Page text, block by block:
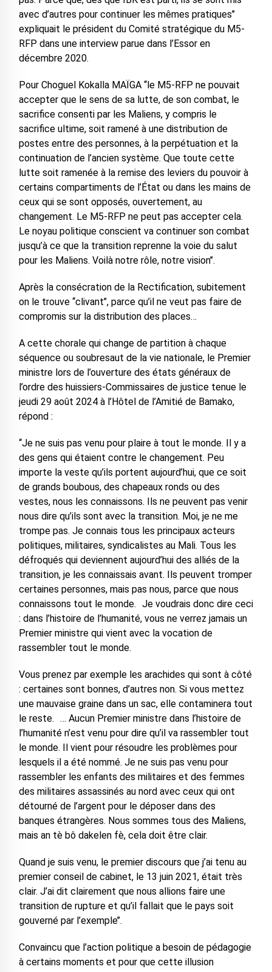
avec d’autres pour continuer les mêmes pratiques’’
expliquait le président du Comité stratégique du M5-
RFP dans une interview parue dans l’Essor en
décembre 2020.
Pour Choguel Kokalla MAÏGA ‘‘le M5-RFP ne pouvait
accepter que le sens de sa lutte, de son combat, le
sacrifice consenti par les Maliens, y compris le
sacrifice ultime, soit ramené à une distribution de
postes entre des personnes, à la perpétuation et la
continuation de l’ancien système. Que toute cette
lutte soit ramenée à la remise des leviers du pouvoir à
certains compartiments de l’État ou dans les mains de
ceux qui se sont opposés, ouvertement, au
changement. Le M5-RFP ne peut pas accepter cela.
Le noyau politique conscient va continuer son combat
jusqu’à ce que la transition reprenne la voie du salut
pour les Maliens. Voilà notre rôle, notre vision’’.
Après la consécration de la Rectification, subitement
on le trouve ‘‘clivant’’, parce qu’il ne veut pas faire de
compromis sur la distribution des places…
A cette chorale qui change de partition à chaque
séquence ou soubresaut de la vie nationale, le Premier
ministre lors de l’ouverture des états généraux de
l’ordre des huissiers-Commissaires de justice tenue le
jeudi 29 août 2024 à l’Hôtel de l’Amitié de Bamako,
répond :
‘‘Je ne suis pas venu pour plaire à tout le monde. Il y a
des gens qui étaient contre le changement. Peu
importe la veste qu’ils portent aujourd’hui, que ce soit
de grands boubous, des chapeaux ronds ou des
vestes, nous les connaissons. Ils ne peuvent pas venir
nous dire qu’ils sont avec la transition. Moi, je ne me
trompe pas. Je connais tous les principaux acteurs
politiques, militaires, syndicalistes au Mali. Tous les
défroqués qui deviennent aujourd’hui des alliés de la
transition, je les connaissais avant. Ils peuvent tromper
certaines personnes, mais pas nous, parce que nous
connaissons tout le monde. Je voudrais donc dire ceci
: dans l’histoire de l’humanité, vous ne verrez jamais un
Premier ministre qui vient avec la vocation de
rassembler tout le monde.
Vous prenez par exemple les arachides qui sont à côté
: certaines sont bonnes, d’autres non. Si vous mettez
une mauvaise graine dans un sac, elle contaminera tout
le reste. … Aucun Premier ministre dans l’histoire de
l’humanité n’est venu pour dire qu’il va rassembler tout
le monde. Il vient pour résoudre les problèmes pour
lesquels il a été nommé. Je ne suis pas venu pour
rassembler les enfants des militaires et des femmes
des militaires assassinés au nord avec ceux qui ont
détourné de l’argent pour le déposer dans des
banques étrangères. Nous sommes tous des Maliens,
mais an tè bô dakelen fè, cela doit être clair.
Quand je suis venu, le premier discours que j’ai tenu au
premier conseil de cabinet, le 13 juin 2021, était très
clair. J’ai dit clairement que nous allions faire une
transition de rupture et qu’il fallait que le pays soit
gouverné par l’exemple’’.
Convaincu que l’action politique a besoin de pédagogie
à certains moments et pour que cette illusion